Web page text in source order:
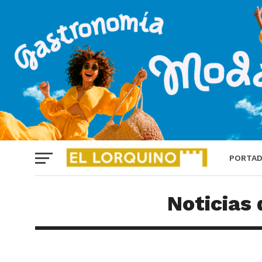
Noticias